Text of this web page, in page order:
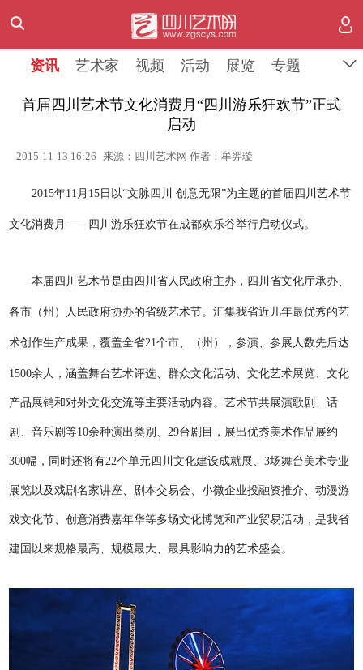
资讯 艺术家 视频 活动 展览 专题
首届四川艺术节文化消费月“四川游乐狂欢节”正式
启动
2015-11-13 16:26 来源：四川艺术网 作者：牟羿璇
2015年11月15日以“文脉四川 创意无限”为主题的首届四川艺术节
文化消费月——四川游乐狂欢节在成都欢乐谷举行启动仪式。
本届四川艺术节是由四川省人民政府主办，四川省文化厅承办、
各市（州）人民政府协办的省级艺术节。汇集我省近几年最优秀的艺
术创作生产成果 ，覆盖全省21个市、（州），参演、参展人数先后达
1500余人，涵盖舞台艺术评选、群众文化活动、文化艺术展览、文化
产品展销和对外文化交流等主要活动内容。艺术节共展演歌剧、话
剧、音乐剧等10余种演出类别、29台剧目，展出优秀美术作品展约
300幅，同时还将有22个单元四川文化建设成就展、3场舞台美术专业
展览以及戏剧名家讲座、剧本交易会、小微企业投融资推介、动漫游
戏文化节、创意消费嘉年华等多场文化博览和产业贸易活动，是我省
建国以来规格最高、规模最大、最具影响力的艺术盛会。